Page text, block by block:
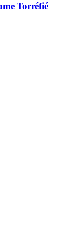
Torréfié